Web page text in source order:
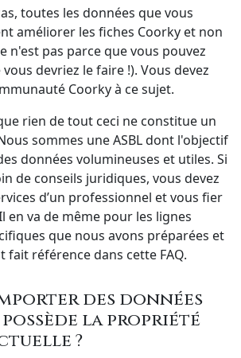
toutes les données que vous
améliorer les fiches Coorky et non
n'est pas parce que vous pouvez
devriez le faire !). Vous devez
Coorky à ce sujet.
rien de tout ceci ne constitue un
sommes une ASBL dont l'objectif
données volumineuses et utiles. Si
de conseils juridiques, vous devez
d’un professionnel et vous fier
en va de même pour les lignes
que nous avons préparées et
fait référence dans cette FAQ.
des données
la propriété
?